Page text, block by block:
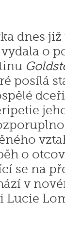
dnes
vydala o
posílá
o
se na
v
Lucie